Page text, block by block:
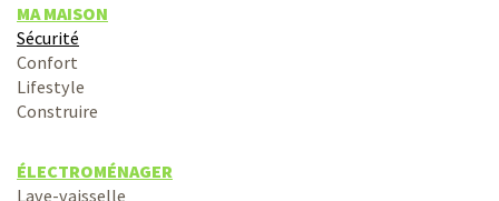
MA MAISON
Sécurité
Confort
Lifestyle
Construire
ÉLECTROMÉNAGER
Lave-vaisselle